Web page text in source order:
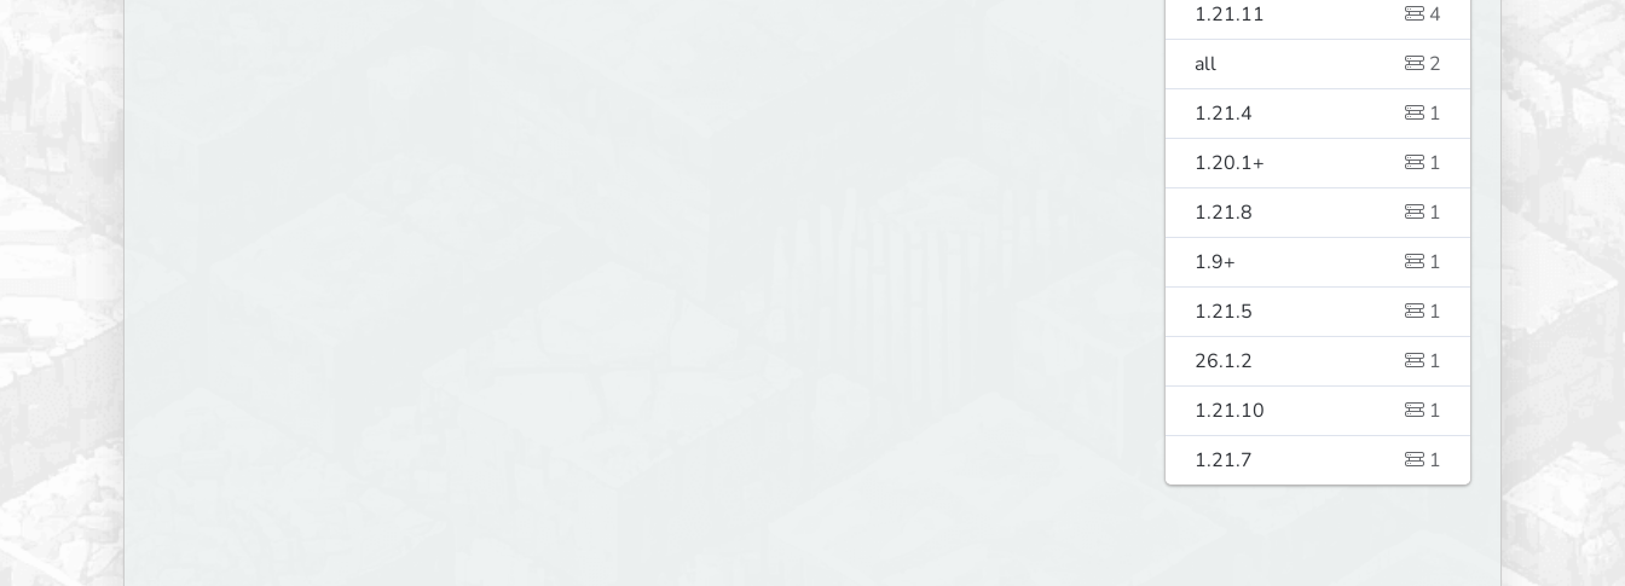
1.21.11
4
all
2
1.21.4
1
1.20.1+
1
1.21.8
1
1.9+
1
1.21.5
1
26.1.2
1
1.21.10
1
1.21.7
1